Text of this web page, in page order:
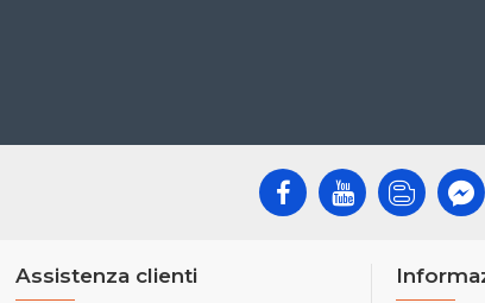
Assistenza clienti